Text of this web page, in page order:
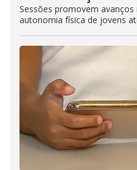
Sessões promovem
autonomia física de jovens